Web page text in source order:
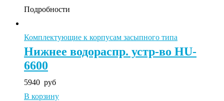
Подробности
Комплектующие к корпусам засыпного типа
Нижнее водораспр. устр-во HU-
6600
5940 руб
В корзину